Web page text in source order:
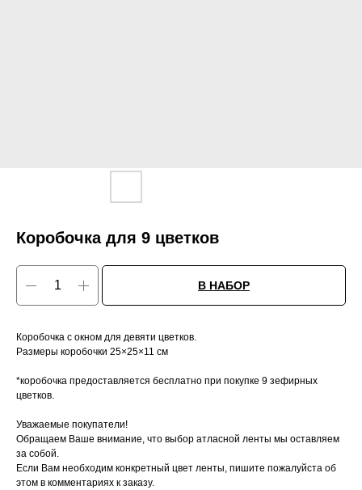
Коробочка для 9 цветков
В НАБОР
Коробочка с окном для девяти цветков.
Размеры коробочки 25×25×11 см
*коробочка предоставляется бесплатно при покупке 9 зефирных
цветков.
Уважаемые покупатели!
Обращаем Ваше внимание, что выбор атласной ленты мы оставляем
за собой.
Если Вам необходим конкретный цвет ленты, пишите пожалуйста об
этом в комментариях к заказу.